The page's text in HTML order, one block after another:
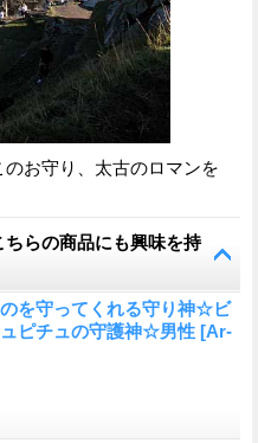
お守り、太古のロマンを
らの商品にも興味を持
を守ってくれる守り神☆ビ
ピチュの守護神☆男性 [Ar-